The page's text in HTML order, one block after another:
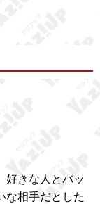
好きな人とバッ
な相手だとした